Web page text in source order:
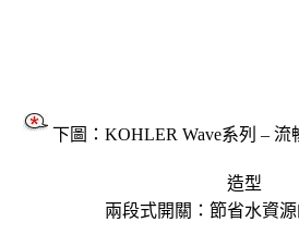
下圖：KOHLER Wave系列 –
造型
兩段式開關：節省水資